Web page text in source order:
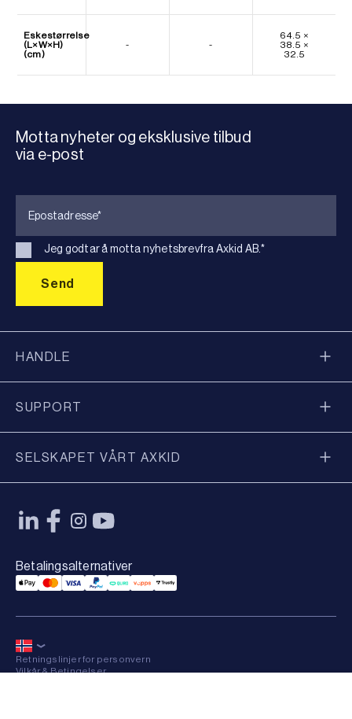
Eskestørrelse
(L×W×H)
(cm)
- -
64.5 ×
38.5 ×
32.5
Motta nyheter og eksklusive tilbud
via e-post
Jeg godtar å motta nyhetsbrevfra Axkid AB.*
HANDLE
SUPPORT
SELSKAPET VÅRT AXKID
Betalingsalternativer
Applepay Payment
Mastercard Payment
Visa Payment
Paypal Payment
Qliro Payment
Vipps Payment
Trustly Payment
Retningslinjer for personvern
Vilkår & Betingelser